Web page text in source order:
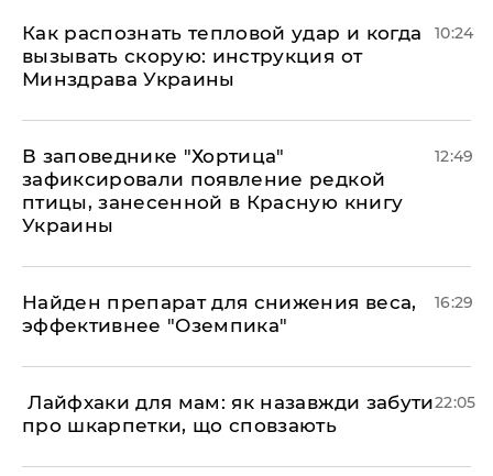
Как распознать тепловой удар и когда
вызывать скорую: инструкция от
Минздрава Украины
10:24
В заповеднике "Хортица"
зафиксировали появление редкой
птицы, занесенной в Красную книгу
Украины
12:49
Найден препарат для снижения веса,
эффективнее "Оземпика"
16:29
​ Лайфхаки для мам: як назавжди забути
про шкарпетки, що сповзають
22:05